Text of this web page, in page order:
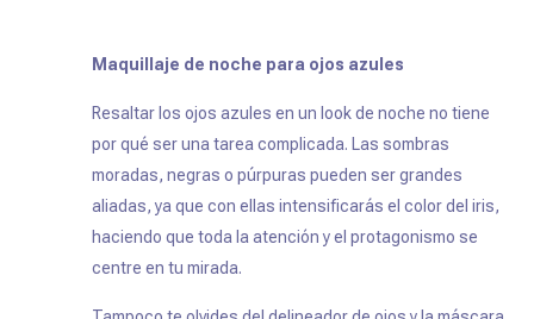
Maquillaje de noche para ojos azules
Resaltar los ojos azules en un look de noche no tiene
por qué ser una tarea complicada. Las sombras
moradas, negras o púrpuras pueden ser grandes
aliadas, ya que con ellas intensificarás el color del iris,
haciendo que toda la atención y el protagonismo se
centre en tu mirada.